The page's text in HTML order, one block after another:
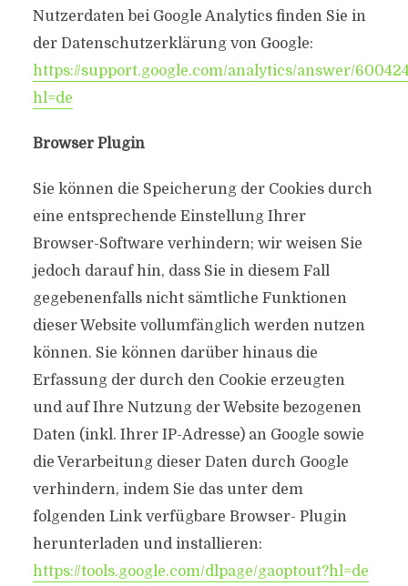
Nutzerdaten bei Google Analytics finden Sie in
der Datenschutzerklärung von Google:
https://support.google.com/analytics/answer/
hl=de
Browser Plugin
Sie können die Speicherung der Cookies durch
eine entsprechende Einstellung Ihrer
Browser-Software verhindern; wir weisen Sie
jedoch darauf hin, dass Sie in diesem Fall
gegebenenfalls nicht sämtliche Funktionen
dieser Website vollumfänglich werden nutzen
können. Sie können darüber hinaus die
Erfassung der durch den Cookie erzeugten
und auf Ihre Nutzung der Website bezogenen
Daten (inkl. Ihrer IP-Adresse) an Google sowie
die Verarbeitung dieser Daten durch Google
verhindern, indem Sie das unter dem
folgenden Link verfügbare Browser- Plugin
herunterladen und installieren:
https://tools.google.com/dlpage/gaoptout?hl=de